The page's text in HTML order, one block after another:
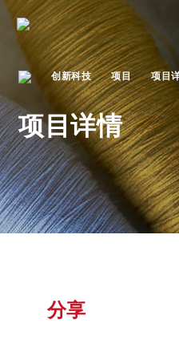
创新科技 项目 项目
项目详情
分享